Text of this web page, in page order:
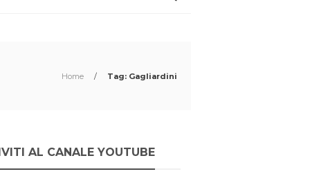
Home / Tag: Gagliardini
AL CANALE YOUTUBE